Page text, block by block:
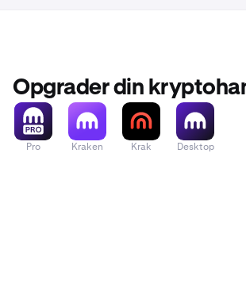
Opgrader din
Pro Kraken Krak Desktop